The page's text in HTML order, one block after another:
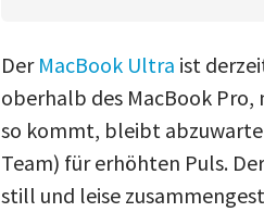
Der MacBook Ultra ist
oberhalb des MacBook Pro,
so kommt, bleibt
Team) für erhöhten Puls.
still und leise